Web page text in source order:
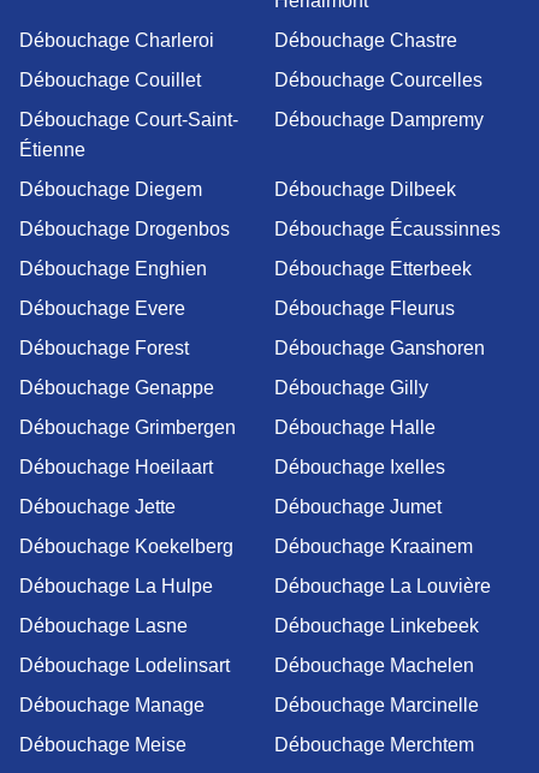
Débouchage Charleroi
Débouchage Chastre
Débouchage Couillet
Débouchage Courcelles
Débouchage Court-Saint-
Étienne
Débouchage Dampremy
Débouchage Diegem
Débouchage Dilbeek
Débouchage Drogenbos
Débouchage Écaussinnes
Débouchage Enghien
Débouchage Etterbeek
Débouchage Evere
Débouchage Fleurus
Débouchage Forest
Débouchage Ganshoren
Débouchage Genappe
Débouchage Gilly
Débouchage Grimbergen
Débouchage Halle
Débouchage Hoeilaart
Débouchage Ixelles
Débouchage Jette
Débouchage Jumet
Débouchage Koekelberg
Débouchage Kraainem
Débouchage La Hulpe
Débouchage La Louvière
Débouchage Lasne
Débouchage Linkebeek
Débouchage Lodelinsart
Débouchage Machelen
Débouchage Manage
Débouchage Marcinelle
Débouchage Meise
Débouchage Merchtem